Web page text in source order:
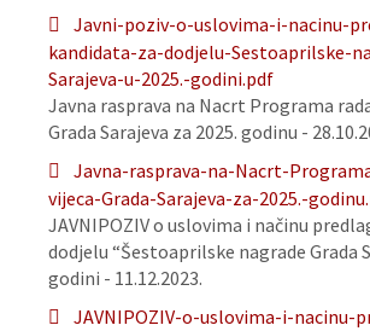
Javni-poziv-o-uslovima-i-nacinu-
kandidata-za-dodjelu-Sestoaprilske-
Sarajeva-u-2025.-godini.pdf
Javna rasprava na Nacrt Programa
Grada Sarajeva za 2025. godinu -
Javna-rasprava-na-Nacrt-
vijeca-Grada-Sarajeva-za-2025.-
JAVNIPOZIV o uslovima i načinu
dodjelu “Šestoaprilske nagrade Grada
godini - 11.12.2023.
JAVNIPOZIV-o-uslovima-i-nacinu-